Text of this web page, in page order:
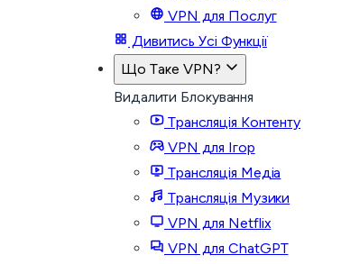
VPN для Послуг
Дивитись Усі Функції
Що Таке VPN?
Видалити Блокування
Трансляція Контенту
VPN для Ігор
Трансляція Медіа
Трансляція Музики
VPN для Netflix
VPN для ChatGPT